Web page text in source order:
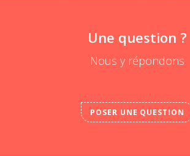
Une question ?
Nous y répondons
POSER UNE QUESTION